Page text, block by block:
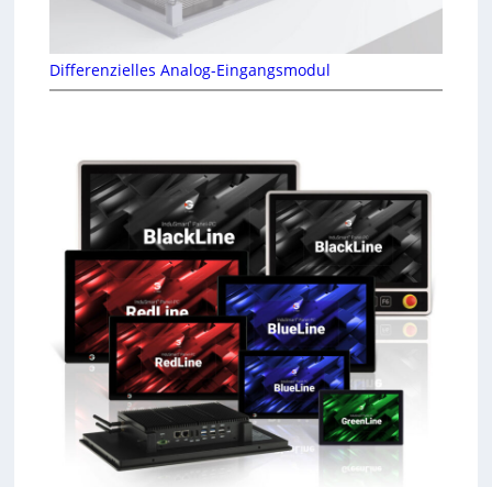
Differenzielles Analog-Eingangsmodul